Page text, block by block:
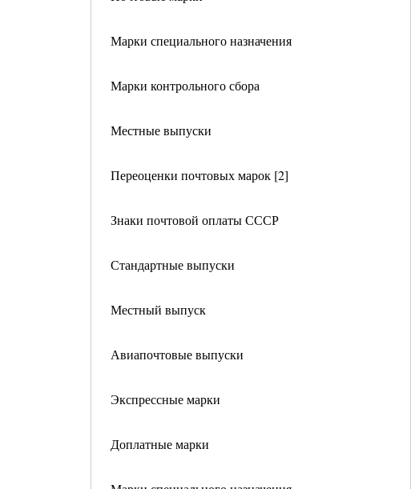
Марки специального назначения
Марки контрольного сбора
Местные выпуски
Переоценки почтовых марок [2]
Знаки почтовой оплаты СССР
Стандартные выпуски
Местный выпуск
Авиапочтовые выпуски
Экспрессные марки
Доплатные марки